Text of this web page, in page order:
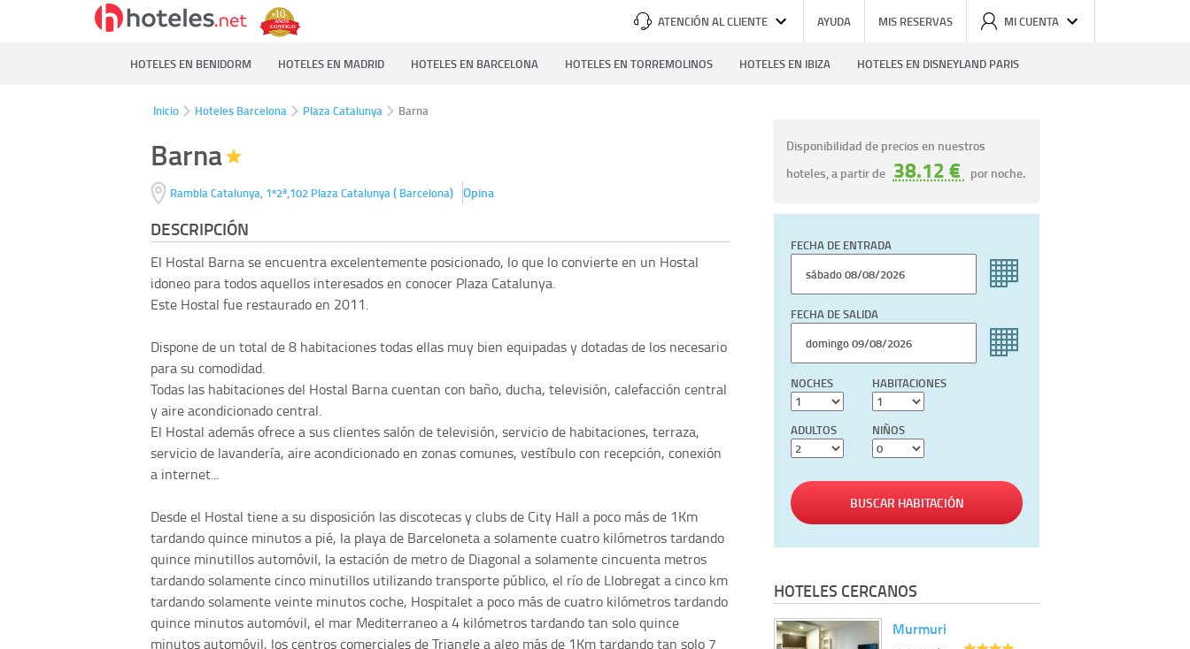
ATENCIÓN AL CLIENTE AYUDA MIS RESERVAS MI CUENTA
HOTELES EN BENIDORM HOTELES EN MADRID HOTELES EN BARCELONA HOTELES EN TORREMOLINOS HOTELES EN IBIZA HOTELES EN DISNEYLAND PARIS
Inicio Hoteles Barcelona Plaza Catalunya Barna
Barna
Rambla Catalunya, 1º2ª,102 Plaza Catalunya( Barcelona) Opina
DESCRIPCIÓN
El Hostal Barna se encuentra excelentemente posicionado, lo que lo convierte en un Hostal
idoneo para todos aquellos interesados en conocer Plaza Catalunya.
Este Hostal fue restaurado en 2011.
Dispone de un total de 8 habitaciones todas ellas muy bien equipadas y dotadas de los necesario
para su comodidad.
Todas las habitaciones del Hostal Barna cuentan con baño, ducha, televisión, calefacción central
y aire acondicionado central.
El Hostal además ofrece a sus clientes salón de televisión, servicio de habitaciones, terraza,
servicio de lavandería, aire acondicionado en zonas comunes, vestíbulo con recepción, conexión
a internet...
Desde el Hostal tiene a su disposición las discotecas y clubs de City Hall a poco más de 1Km
tardando quince minutos a pié, la playa de Barceloneta a solamente cuatro kilómetros tardando
quince minutillos automóvil, la estación de metro de Diagonal a solamente cincuenta metros
tardando solamente cinco minutillos utilizando transporte público, el río de Llobregat a cinco km
tardando solamente veinte minutos coche, Hospitalet a poco más de cuatro kilómetros tardando
quince minutos automóvil, el mar Mediterraneo a 4 kilómetros tardando tan solo quince
minutos automóvil, los centros comerciales de Triangle a algo más de 1Km tardando tan solo 7
Disponibilidad de precios en nuestros
hoteles, a partir de 38.12 € por noche.
FECHA DE ENTRADA
FECHA DE SALIDA
NOCHES HABITACIONES
ADULTOS NIÑOS
BUSCAR HABITACIÓN
HOTELES CERCANOS
Murmuri